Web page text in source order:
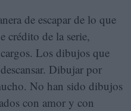
de escapar de lo que
crédito de la serie,
Los dibujos que
Dibujar por
No han sido dibujos
con amor y con